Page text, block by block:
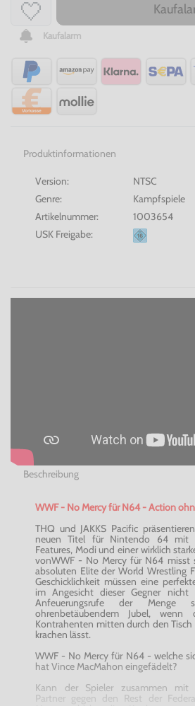
Kaufalarm
Produktinformationen
Version:
NTSC
Genre:
Kampfspiele
Artikelnummer:
1003654
USK Freigabe:
Beschreibung
WWF - No Mercy für N64 - Action
THQ und JAKKS Pacific
neuen Titel für Nintendo 64 mit
Features, Modi und einer wirklich
vonWWF - No Mercy für N64 misst
absoluten Elite der World Wrestling
Geschicklichkeit müssen eine
im Angesicht dieser Gegner nicht
Anfeuerungsrufe der Menge
ohrenbetäubendem Jubel, wenn
Kontrahenten mitten durch den
krachen lässt.
WWF - No Mercy für N64 - welche
hat Vince MacMahon eingefädelt?
Kann der Spieler zusammen mit
Partner gegen den Rest der